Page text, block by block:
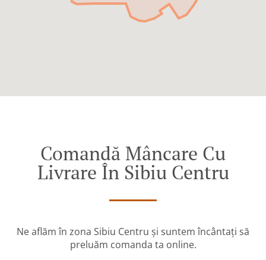
Comandă Mâncare Cu
Livrare În Sibiu Centru
Ne aflăm în zona Sibiu Centru și suntem încântați să
preluăm comanda ta online.